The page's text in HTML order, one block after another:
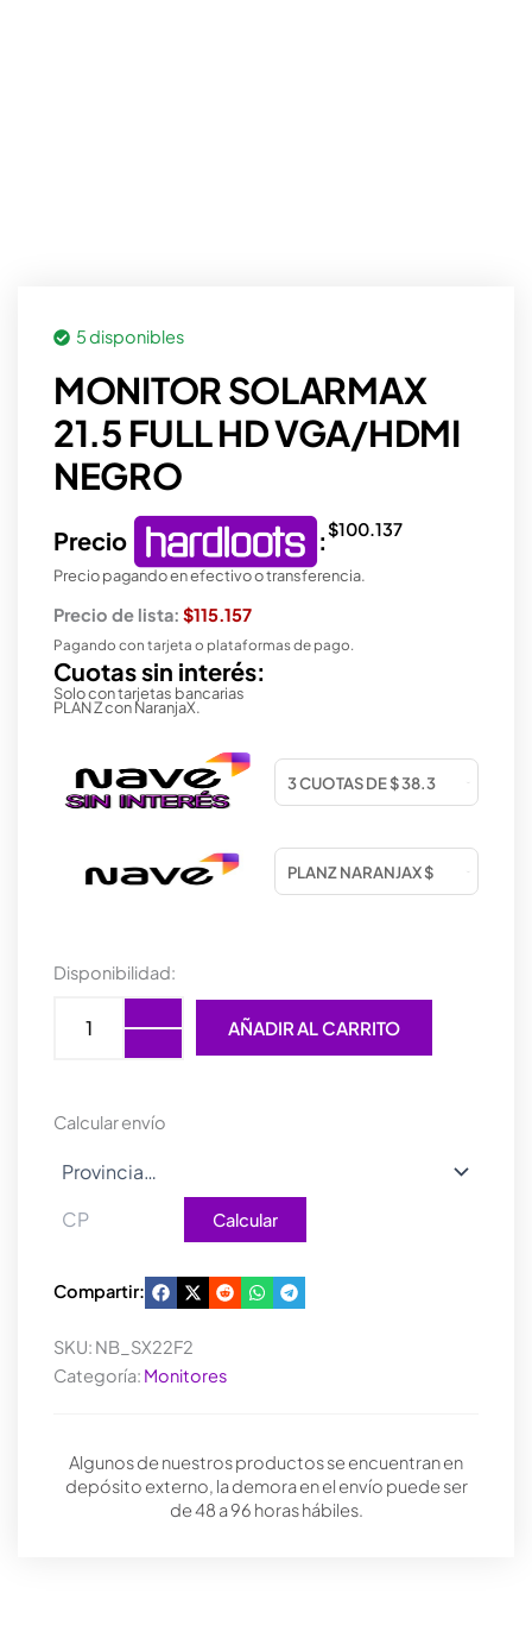
5 disponibles
MONITOR SOLARMAX
21.5 FULL HD VGA/HDMI
NEGRO
Precio :$100.137
Precio pagando en efectivo o transferencia.
Precio de lista: $115.157
Pagando con tarjeta o plataformas de pago.
Cuotas sin interés:
Solo con tarjetas bancarias
PLAN Z con NaranjaX.
Disponibilidad:
MONITOR
FULL
NEGRO
cantidad
AÑADIR AL CARRITO
Calcular envío
Calcular
Compartir:
SKU: NB_SX22F2
Categoría: Monitores
Algunos de nuestros productos se encuentran en
depósito externo, la demora en el envío puede ser
de 48 a 96 horas hábiles.